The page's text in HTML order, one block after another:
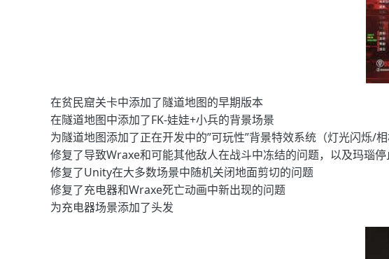
在贫民窟关卡中添加了隧道地图的早期版本
在隧道地图中添加了FK-娃娃+小兵的背景场景
为隧道地图添加了正在开发中的”可玩性”背景特效系统（灯光闪烁/相
修复了导致Wraxe和可能其他敌人在战斗中冻结的问题，以及玛瑙
修复了Unity在大多数场景中随机关闭地面剪切的问题
修复了充电器和Wraxe死亡动画中新出现的问题
为充电器场景添加了头发